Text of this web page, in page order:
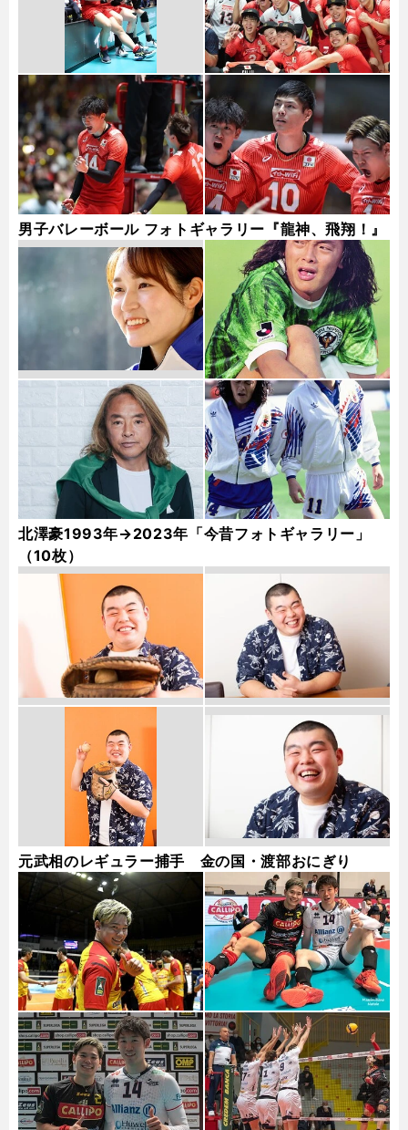
男子バレーボール フォトギャラリー『龍神、飛翔！』
北澤豪1993年→2023年「今昔フォトギャラリー」
（10枚）
元武相のレギュラー捕手 金の国・渡部おにぎり